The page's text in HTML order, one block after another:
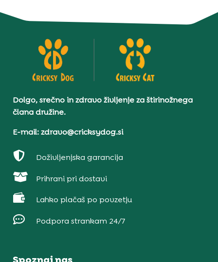
Dolgo, srečno in zdravo življenje za štirinožnega
člana družine.
E-mail: zdravo@cricksydog.si
 Doživljenjska garancija
 Prihrani pri dostavi
 Lahko plačaš po povzetju
 Podpora strankam 24/7